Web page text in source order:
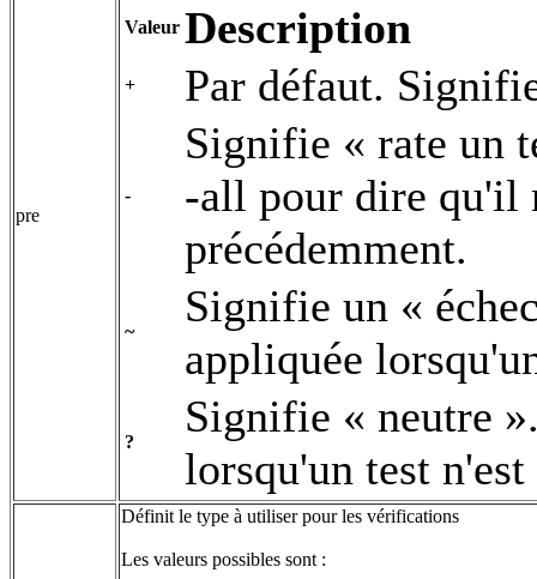
pre
Valeur Description
+ Par défaut.
-
Signifie « rate un
-all pour dire qu'il
précédemment.
~
Signifie un «
appliquée
?
Signifie « neutre
lorsqu'un test
Définit le type à utiliser pour les vérifications
Les valeurs possibles sont :